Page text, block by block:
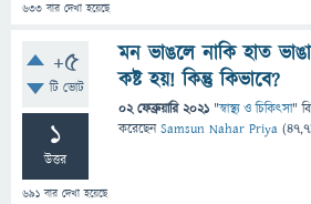
633 বার দেখা হয়েছে
+5
টি ভোট
1
উত্তর
691 বার দেখা হয়েছে
মন ভাঙলে নাকি হাত
কষ্ট হয়! কিন্তু কিভাবে?
02 ফেব্রুয়ারি 2021 "স্বাস্থ্য ও চিকিৎসা"
করেছেনSamsun Nahar Priya (